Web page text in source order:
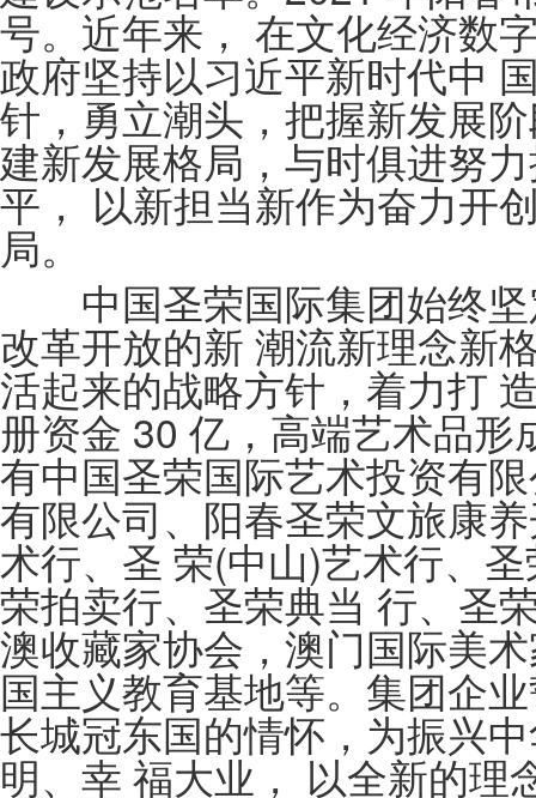
号。近年来， 在文化经济数
政府坚持以习近平新时代中
针，勇立潮头，把握新发展
建新发展格局，与时俱进努
平， 以新担当新作为奋力开
局。
中国圣荣国际集团始终坚
改革开放的新 潮流新理念新
活起来的战略方针，着力打
册资金 30 亿，高端艺术品
有中国圣荣国际艺术投资有
有限公司、阳春圣荣文旅康
术行、圣 荣(中山)艺术行、
荣拍卖行、圣荣典当 行、圣
澳收藏家协会，澳门国际美
国主义教育基地等。集团企
长城冠东国的情怀，为振兴
明、幸 福大业， 以全新的理